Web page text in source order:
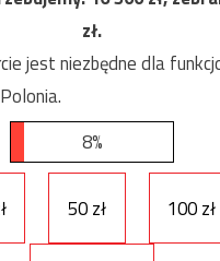
zł.
jest niezbędne dla
8%
50 zł 100 zł